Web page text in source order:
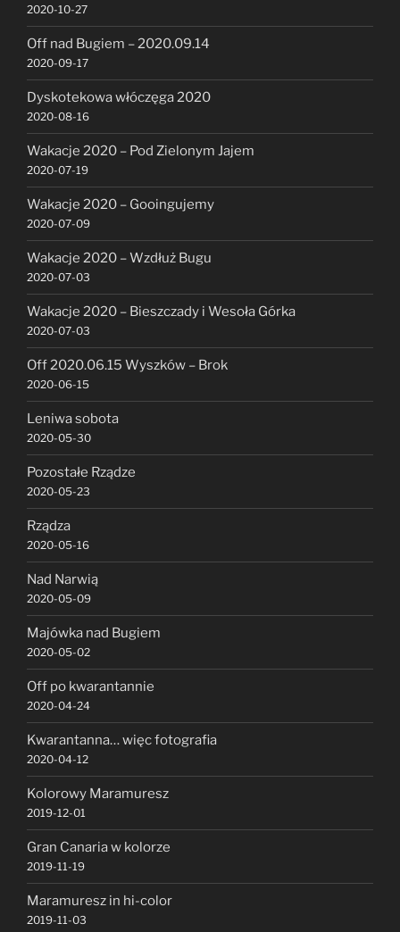
2020-10-27
Off nad Bugiem – 2020.09.14
2020-09-17
Dyskotekowa włóczęga 2020
2020-08-16
Wakacje 2020 – Pod Zielonym Jajem
2020-07-19
Wakacje 2020 – Gooingujemy
2020-07-09
Wakacje 2020 – Wzdłuż Bugu
2020-07-03
Wakacje 2020 – Bieszczady i Wesoła Górka
2020-07-03
Off 2020.06.15 Wyszków – Brok
2020-06-15
Leniwa sobota
2020-05-30
Pozostałe Rządze
2020-05-23
Rządza
2020-05-16
Nad Narwią
2020-05-09
Majówka nad Bugiem
2020-05-02
Off po kwarantannie
2020-04-24
Kwarantanna… więc fotografia
2020-04-12
Kolorowy Maramuresz
2019-12-01
Gran Canaria w kolorze
2019-11-19
Maramuresz in hi-color
2019-11-03